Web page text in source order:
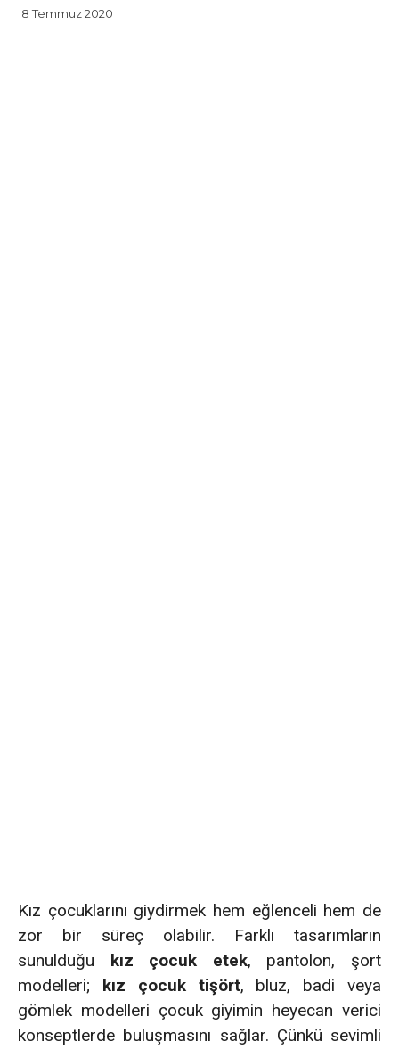
8 Temmuz 2020
Kız çocuklarını giydirmek hem eğlenceli hem de
zor bir süreç olabilir. Farklı tasarımların
sunulduğu kız çocuk etek, pantolon, şort
modelleri; kız çocuk tişört, bluz, badi veya
gömlek modelleri çocuk giyimin heyecan verici
konseptlerde buluşmasını sağlar. Çünkü sevimli